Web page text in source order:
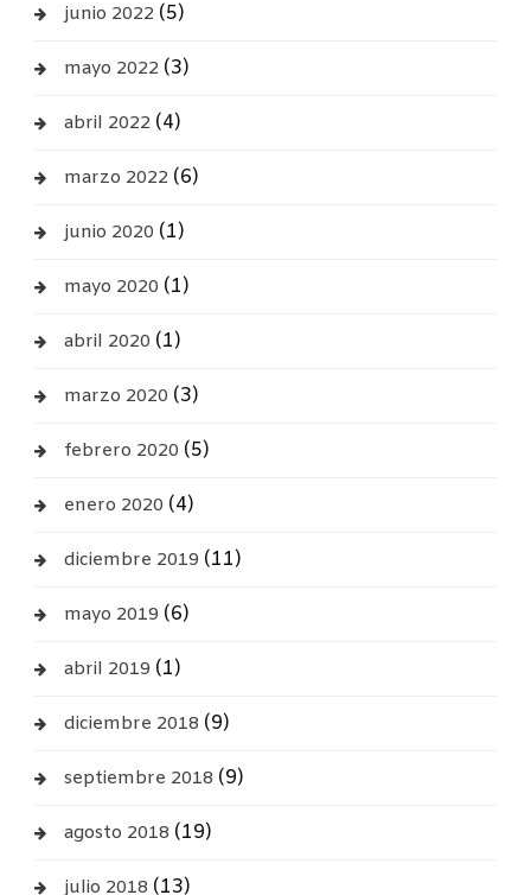
junio 2022 (5)
mayo 2022 (3)
abril 2022 (4)
marzo 2022 (6)
junio 2020 (1)
mayo 2020 (1)
abril 2020 (1)
marzo 2020 (3)
febrero 2020 (5)
enero 2020 (4)
diciembre 2019 (11)
mayo 2019 (6)
abril 2019 (1)
diciembre 2018 (9)
septiembre 2018 (9)
agosto 2018 (19)
julio 2018 (13)